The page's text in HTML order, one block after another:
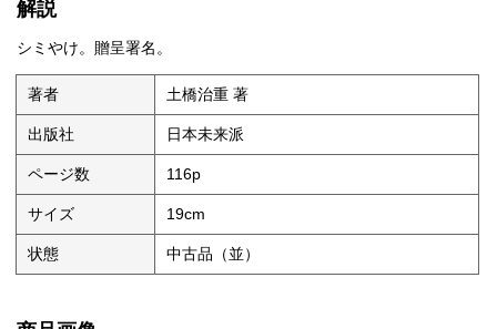
解説
シミやけ。贈呈署名。
著者 土橋治重 著
出版社 日本未来派
ページ数 116p
サイズ 19cm
状態 中古品（並）